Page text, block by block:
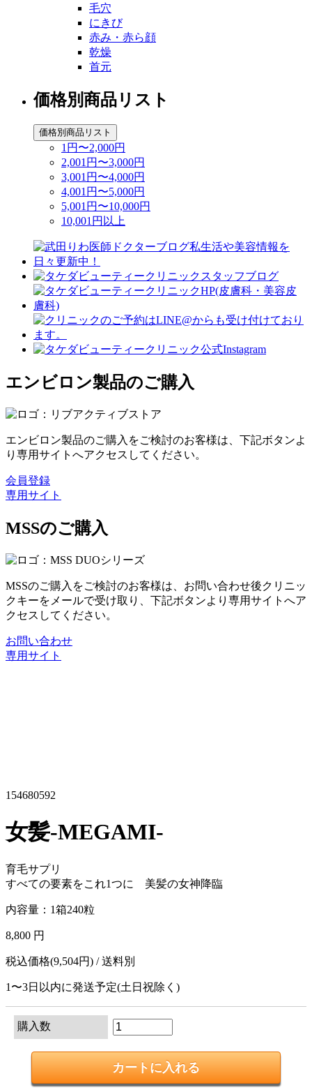
毛穴
にきび
赤み・赤ら顔
乾燥
首元
価格別商品リスト
価格別商品リスト
1円〜2,000円
2,001円〜3,000円
3,001円〜4,000円
4,001円〜5,000円
5,001円〜10,000円
10,001円以上
エンビロン製品のご購入
エンビロン製品のご購入をご検討のお客様は、下記ボタンよ
り専用サイトへアクセスしてください。
会員登録
専用サイト
MSSのご購入
MSSのご購入をご検討のお客様は、お問い合わせ後クリニッ
クキーをメールで受け取り、下記ボタンより専用サイトへア
クセスしてください。
お問い合わせ
専用サイト
154680592
女髪-MEGAMI-
育毛サプリ
すべての要素をこれ1つに 美髪の女神降臨
内容量：1箱240粒
8,800 円
税込価格(9,504円) / 送料別
1〜3日以内に発送予定(土日祝除く)
購入数